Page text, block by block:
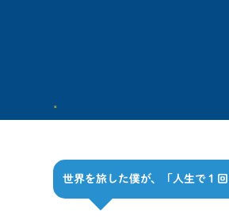
世界を旅した僕が、「人生で１